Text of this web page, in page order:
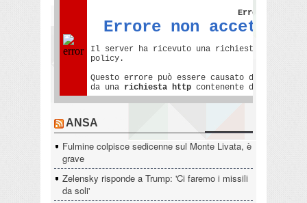
ANSA
Fulmine colpisce sedicenne sul Monte Livata, è
grave
Zelensky risponde a Trump: 'Ci faremo i missili
da soli'